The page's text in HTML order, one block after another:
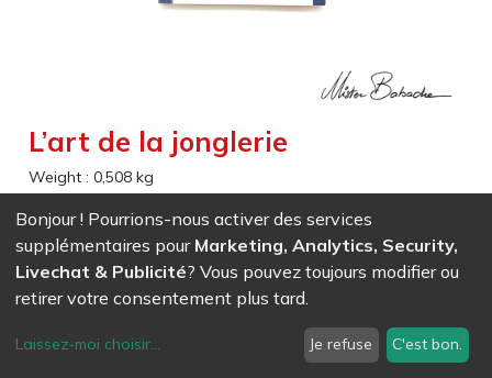
L’art de la jonglerie
Weight :0,508 kg
53,71CHF/ HT
Bonjour ! Pourrions-nous activer des services
supplémentaires pour Marketing, Analytics, Security,
Livechat & Publicité? Vous pouvez toujours modifier ou
retirer votre consentement plus tard.
Laissez-moi choisir... Je refuse C'est bon.